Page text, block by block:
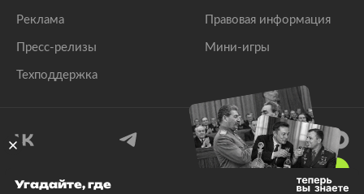
Реклама
Пресс-релизы
Техподдержка
Правовая информация
Мини-игры
Угадайте, где